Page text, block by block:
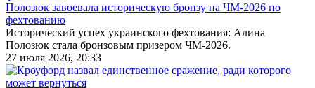
Полозюк завоевала историческую бронзу на ЧМ-2026 по
фехтованию
Исторический успех украинского фехтования: Алина
Полозюк стала бронзовым призером ЧМ-2026.
27 июля 2026, 20:33